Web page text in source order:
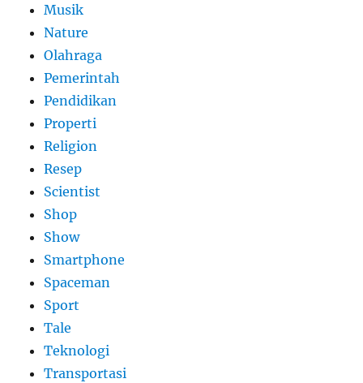
Musik
Nature
Olahraga
Pemerintah
Pendidikan
Properti
Religion
Resep
Scientist
Shop
Show
Smartphone
Spaceman
Sport
Tale
Teknologi
Transportasi